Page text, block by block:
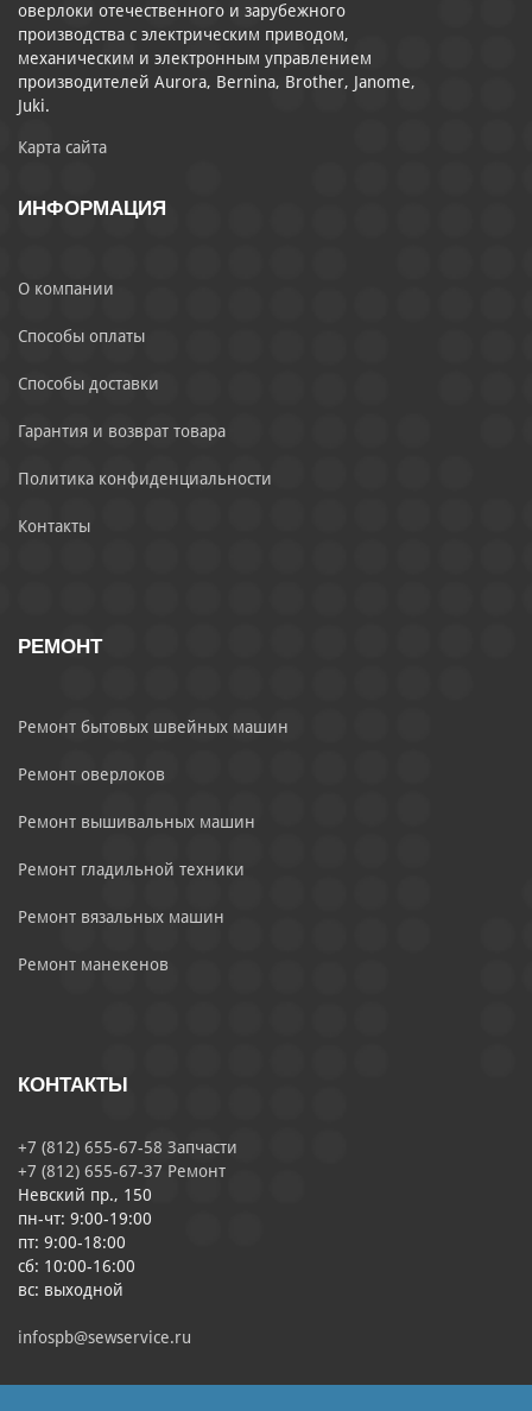
оверлоки отечественного и зарубежного
производства с электрическим приводом,
механическим и электронным управлением
производителей Aurora, Bernina, Brother, Janome,
Juki.
Карта сайта
ИНФОРМАЦИЯ
О компании
Способы оплаты
Способы доставки
Гарантия и возврат товара
Политика конфиденциальности
Контакты
РЕМОНТ
Ремонт бытовых швейных машин
Ремонт оверлоков
Ремонт вышивальных машин
Ремонт гладильной техники
Ремонт вязальных машин
Ремонт манекенов
КОНТАКТЫ
+7 (812) 655-67-58 Запчасти
+7 (812) 655-67-37 Ремонт
Невский пр., 150
пн-чт: 9:00-19:00
пт: 9:00-18:00
сб: 10:00-16:00
вс: выходной
infospb@sewservice.ru